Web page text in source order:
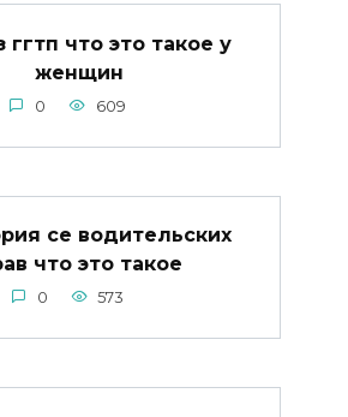
ггтп что это такое у
женщин
0 609
се водительских
что это такое
0 573